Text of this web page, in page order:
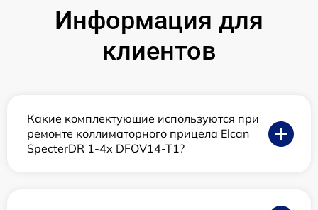
Информация для
клиентов
Какие комплектующие используются при
ремонте коллиматорного прицела Elcan
SpecterDR 1-4x DFOV14-T1?